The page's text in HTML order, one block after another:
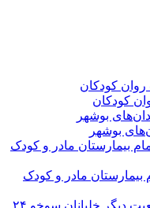
کودکان
بیمارستان مادر و کودک